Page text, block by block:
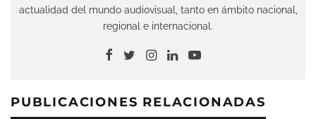
actualidad del mundo audiovisual, tanto en ámbito nacional,
regional e internacional.
PUBLICACIONES RELACIONADAS